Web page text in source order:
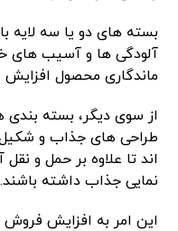
بسته های دو یا سه لایه
آلودگی ها و آسیب های
ماندگاری محصول افزایش
از سوی دیگر، بسته
طراحی های جذاب و
اند تا علاوه بر حمل و
نمایی جذاب داشته باشند.
این امر به افزایش